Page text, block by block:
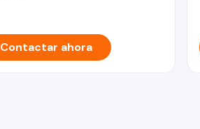
Contactar ahora